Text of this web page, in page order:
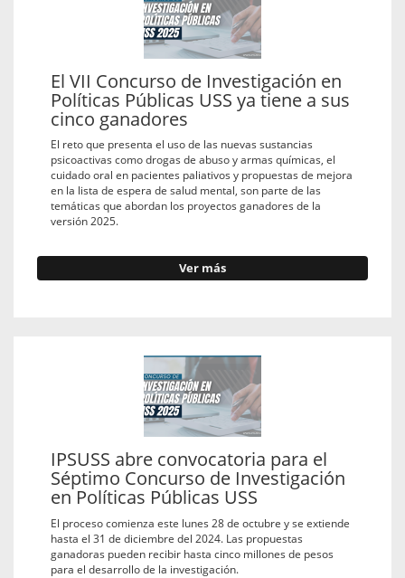
El VII Concurso de Investigación en
Políticas Públicas USS ya tiene a sus
cinco ganadores
El reto que presenta el uso de las nuevas sustancias
psicoactivas como drogas de abuso y armas químicas, el
cuidado oral en pacientes paliativos y propuestas de mejora
en la lista de espera de salud mental, son parte de las
temáticas que abordan los proyectos ganadores de la
versión 2025.
Ver más
IPSUSS abre convocatoria para el
Séptimo Concurso de Investigación
en Políticas Públicas USS
El proceso comienza este lunes 28 de octubre y se extiende
hasta el 31 de diciembre del 2024. Las propuestas
ganadoras pueden recibir hasta cinco millones de pesos
para el desarrollo de la investigación.